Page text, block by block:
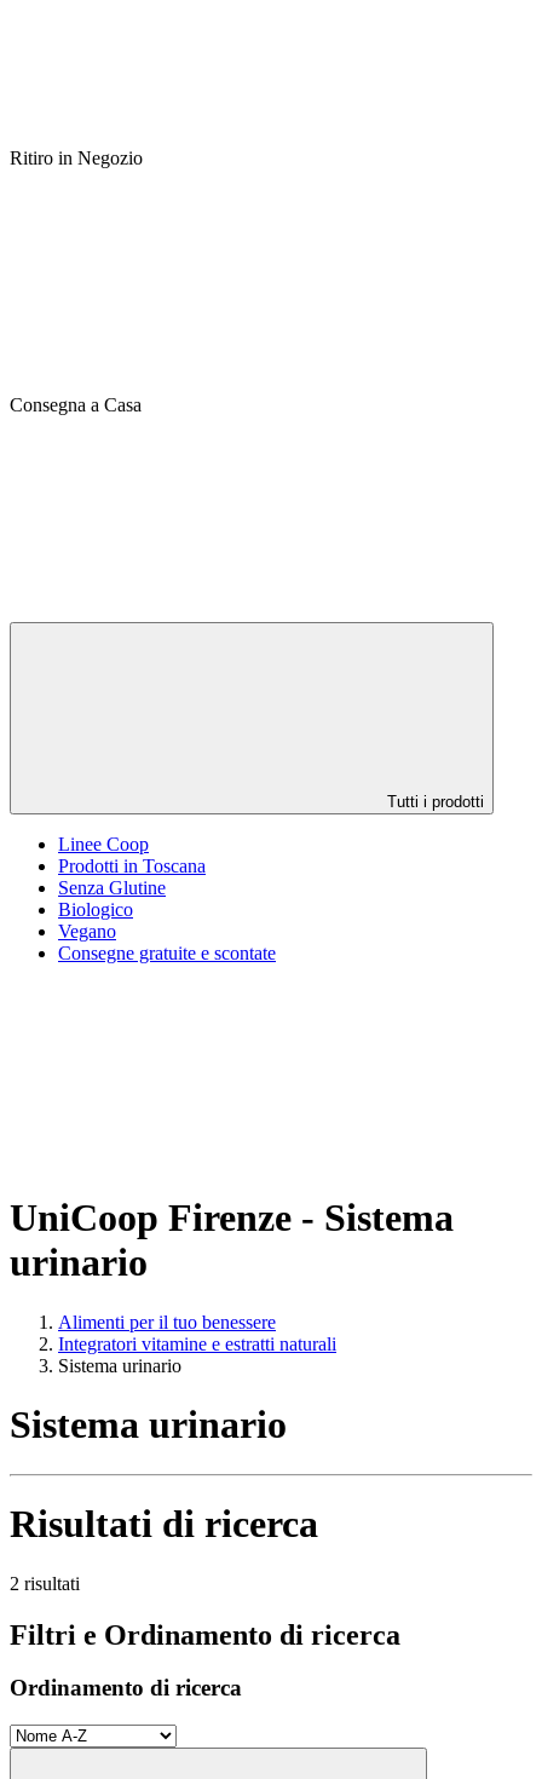
Ritiro in Negozio
Consegna a Casa
Tutti i prodotti
Linee Coop
Prodotti in Toscana
Senza Glutine
Biologico
Vegano
Consegne gratuite e scontate
UniCoop Firenze - Sistema
urinario
Alimenti per il tuo benessere
Integratori vitamine e estratti naturali
Sistema urinario
Sistema urinario
Risultati di ricerca
2 risultati
Filtri e Ordinamento di ricerca
Ordinamento di ricerca